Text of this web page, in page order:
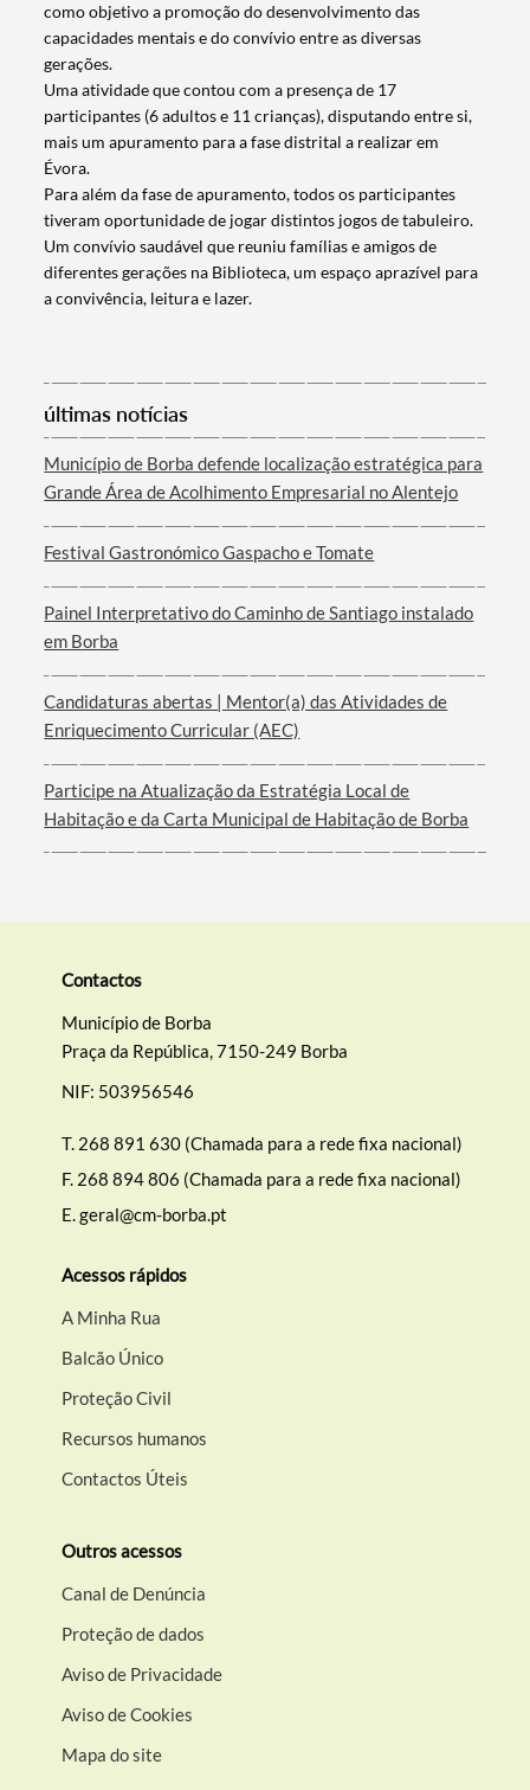
Termo de Pesquisa
Categorias gerais
como objetivo a promoção do desenvolvimento das
capacidades mentais e do convívio entre as diversas
gerações.
Uma atividade que contou com a presença de 17
participantes (6 adultos e 11 crianças), disputando entre si,
mais um apuramento para a fase distrital a realizar em
Évora.
Para além da fase de apuramento, todos os participantes
tiveram oportunidade de jogar distintos jogos de tabuleiro.
Um convívio saudável que reuniu famílias e amigos de
diferentes gerações na Biblioteca, um espaço aprazível para
a convivência, leitura e lazer.
últimas notícias
Município de Borba defende localização estratégica para
Grande Área de Acolhimento Empresarial no Alentejo
Festival Gastronómico Gaspacho e Tomate
Painel Interpretativo do Caminho de Santiago instalado
em Borba
Candidaturas abertas | Mentor(a) das Atividades de
Enriquecimento Curricular (AEC)
Participe na Atualização da Estratégia Local de
Habitação e da Carta Municipal de Habitação de Borba
Contactos
Município de Borba
Praça da República, 7150-249 Borba
NIF: 503956546
T. 268 891 630 (Chamada para a rede fixa nacional)
F. 268 894 806 (Chamada para a rede fixa nacional)
E.geral@cm-borba.pt
Acessos rápidos
A Minha Rua
Balcão Único
Proteção Civil
Recursos humanos
Contactos Úteis
Outros acessos
Canal de Denúncia
Proteção de dados
Aviso de Privacidade
Aviso de Cookies
Mapa do site